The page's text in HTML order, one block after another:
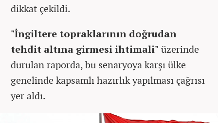
dikkat çekildi.
"İngiltere topraklarının doğrudan
tehdit altına girmesi ihtimali" üzerinde
durulan raporda, bu senaryoya karşı ülke
genelinde kapsamlı hazırlık yapılması çağrısı
yer aldı.